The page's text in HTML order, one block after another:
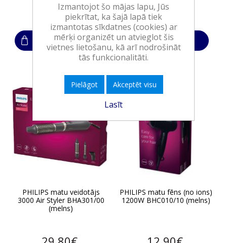
20,90€
Ielikt grozā
24,90€
Ielikt grozā
PHILIPS matu veidotājs
3000 Air Styler BHA301/00
(melns)
PHILIPS matu fēns (no ions)
1200W BHC010/10 (melns)
Izmantojot šo mājas lapu, Jūs
piekrītat, ka šajā lapā tiek
izmantotas sīkdatnes (cookies) ar
mērķi organizēt un atvieglot šis
vietnes lietošanu, kā arī nodrošināt
tās funkcionalitāti.
Pielāgot Akceptēt visu
Lasīt